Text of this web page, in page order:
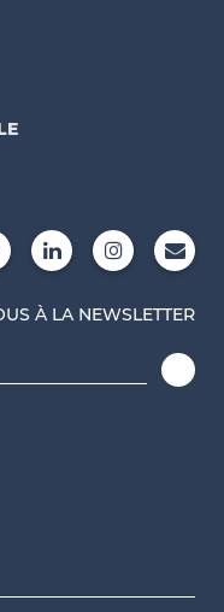
À LA NEWSLETTER